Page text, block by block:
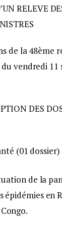
RELEVE
de la 48ème
vendredi 11
DES
(01 dossier)
de la
épidémies en